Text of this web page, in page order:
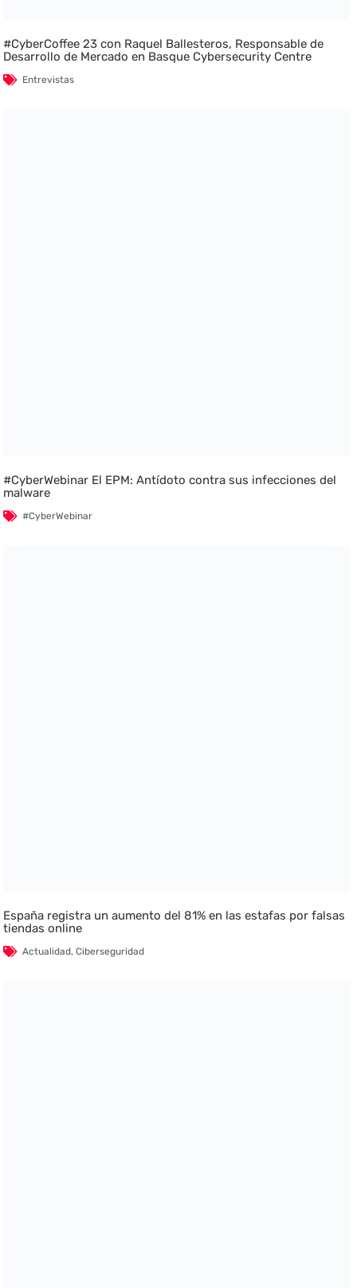
#CyberCoffee 23 con Raquel Ballesteros, Responsable de
Desarrollo de Mercado en Basque Cybersecurity Centre
Entrevistas
#CyberWebinar El EPM: Antídoto contra sus infecciones del
malware
#CyberWebinar
España registra un aumento del 81% en las estafas por falsas
tiendas online
Actualidad,Ciberseguridad